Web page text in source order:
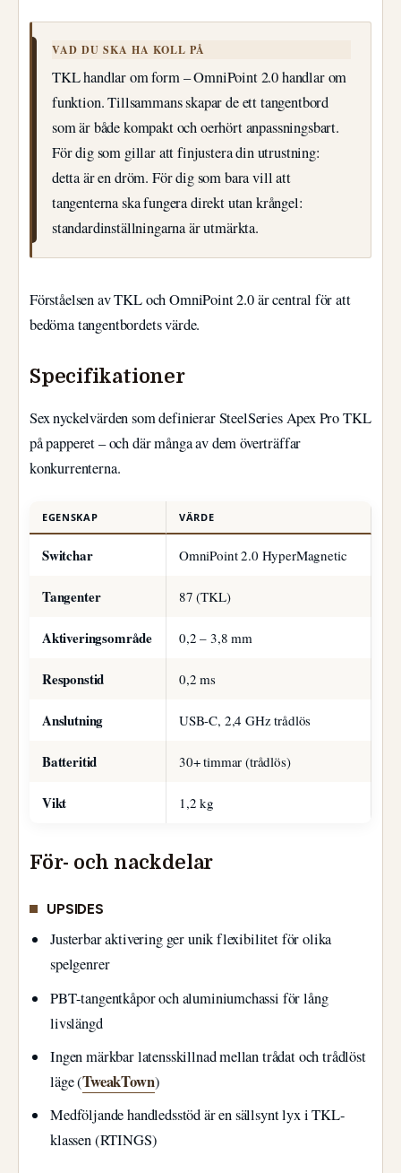
VAD DU SKA HA KOLL PÅ
TKL handlar om form – OmniPoint 2.0 handlar om
funktion. Tillsammans skapar de ett tangentbord
som är både kompakt och oerhört anpassningsbart.
För dig som gillar att finjustera din utrustning:
detta är en dröm. För dig som bara vill att
tangenterna ska fungera direkt utan krångel:
standardinställningarna är utmärkta.
Förståelsen av TKL och OmniPoint 2.0 är central för att
bedöma tangentbordets värde.
Specifikationer
Sex nyckelvärden som definierar SteelSeries Apex Pro TKL
på papperet – och där många av dem överträffar
konkurrenterna.
EGENSKAP VÄRDE
Switchar OmniPoint 2.0 HyperMagnetic
Tangenter 87 (TKL)
Aktiveringsområde 0,2 – 3,8 mm
Responstid 0,2 ms
Anslutning USB-C, 2,4 GHz trådlös
Batteritid 30+ timmar (trådlös)
Vikt 1,2 kg
För- och nackdelar
UPSIDES
Justerbar aktivering ger unik flexibilitet för olika
spelgenrer
PBT-tangentkåpor och aluminiumchassi för lång
livslängd
Ingen märkbar latensskillnad mellan trådat och trådlöst
läge (TweakTown)
Medföljande handledsstöd är en sällsynt lyx i TKL-
klassen (RTINGS)